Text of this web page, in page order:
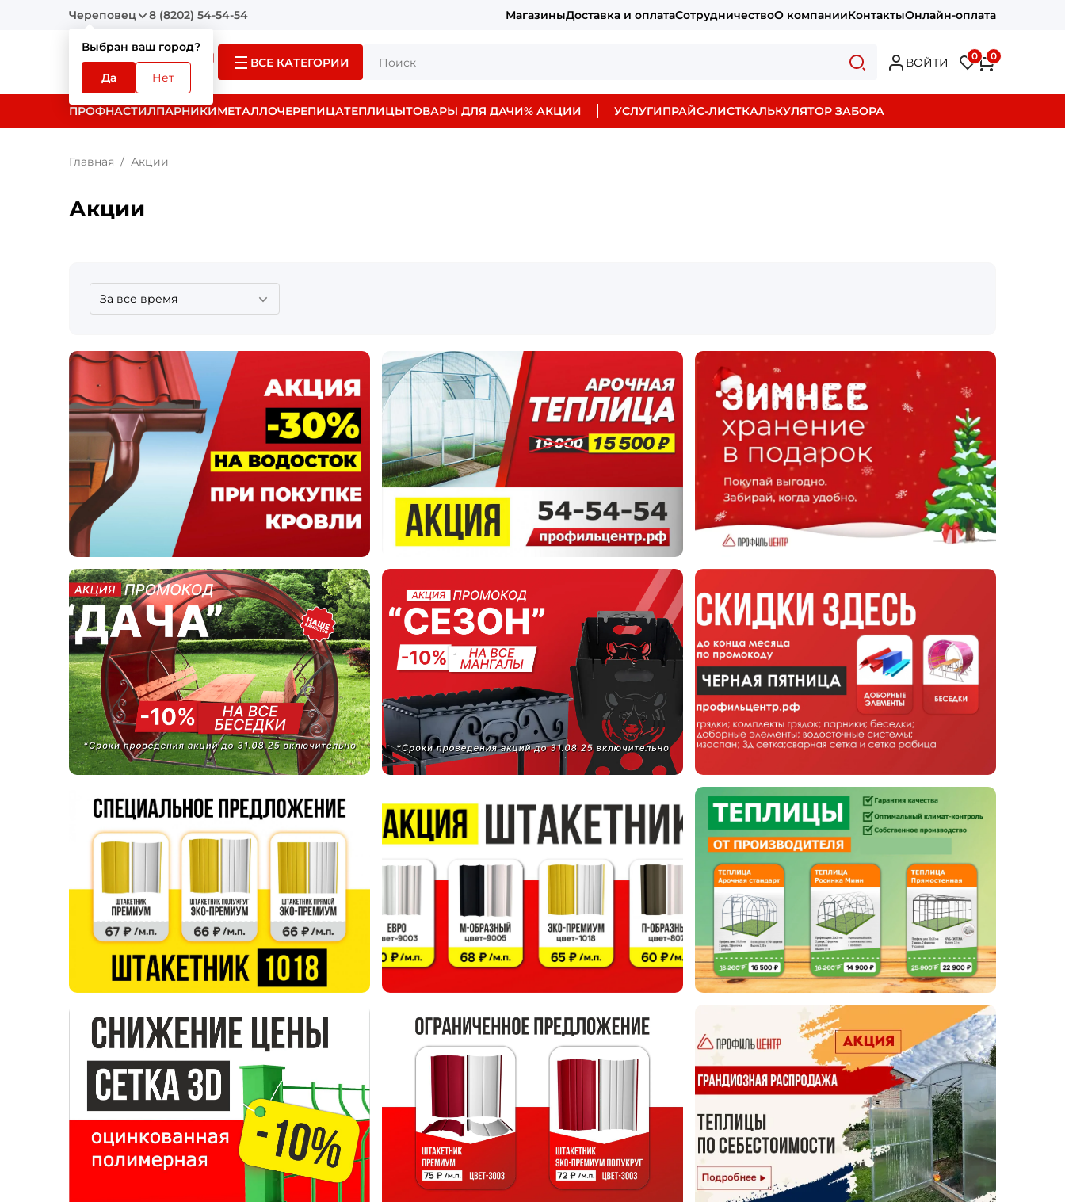
Череповец
Выбран ваш город?
Да Нет
8 (8202) 54-54-54 МагазиныДоставка и оплатаСотрудничествоО компанииКонтактыОнлайн-оплата
ВСЕ КАТЕГОРИИ ВОЙТИ 0 0
ПРОФНАСТИЛПАРНИКИМЕТАЛЛОЧЕРЕПИЦАТЕПЛИЦЫТОВАРЫ ДЛЯ ДАЧИ% АКЦИИ УСЛУГИПРАЙС-ЛИСТКАЛЬКУЛЯТОР ЗАБОРА
Главная Акции
Акции
За все время